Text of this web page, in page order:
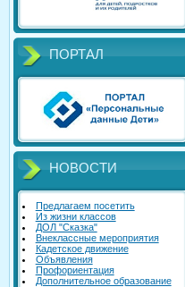
ПОРТАЛ
НОВОСТИ
Предлагаем посетить
Из жизни классов
ДОЛ "Сказка"
Внеклассные мероприятия
Кадетское движение
Объявления
Профориентация
Дополнительное образование